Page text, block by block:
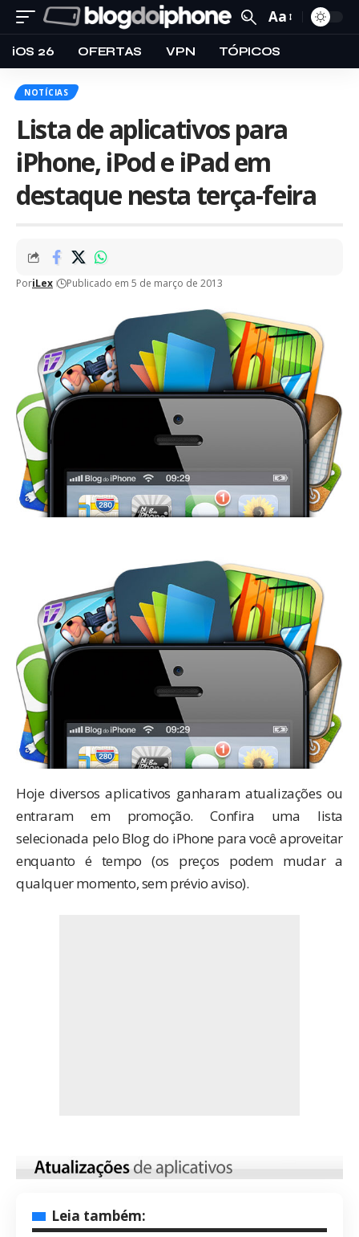
Aa
iOS 26 OFERTAS VPN TÓPICOS
NOTÍCIAS
Lista de aplicativos para
iPhone, iPod e iPad em
destaque nesta terça-feira
PoriLex Publicado em 5 de março de 2013
Hoje diversos aplicativos ganharam atualizações ou
entraram em promoção. Confira uma lista
selecionada pelo Blog do iPhone para você aproveitar
enquanto é tempo (os preços podem mudar a
qualquer momento, sem prévio aviso).
Leia também: